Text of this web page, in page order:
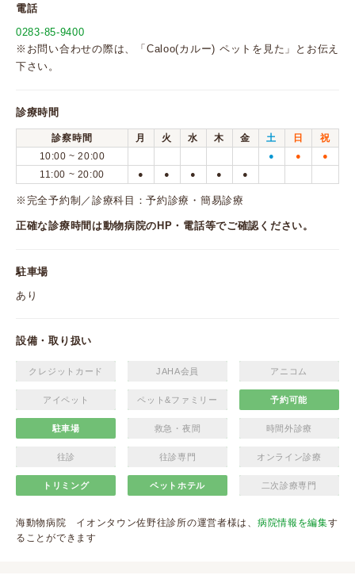
電話
0283-85-9400
※お問い合わせの際は、「Caloo(カルー) ペットを見た」とお伝え
下さい。
診療時間
診察時間 月 火 水 木 金 土 日
祝
10:00 ~ 20:00
● ● ●
11:00 ~ 20:00 ● ● ● ● ●
※完全予約制／診療科目：予約診療・簡易診療
正確な診療時間は動物病院のHP・電話等でご確認ください。
駐車場
あり
設備・取り扱い
クレジットカード JAHA会員 アニコム
アイペット ペット&ファミリー 予約可能
駐車場 救急・夜間 時間外診療
往診 往診専門 オンライン診療
トリミング ペットホテル 二次診療専門
海動物病院 イオンタウン佐野往診所の運営者様は、 病院情報を編集す
ることができます